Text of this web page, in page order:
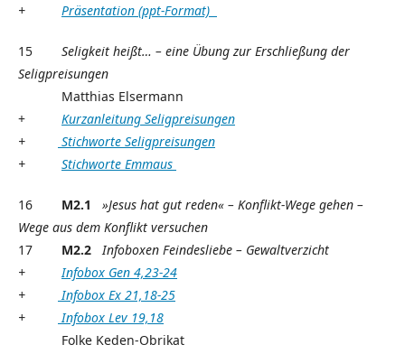
+ Präsentation (ppt-Format)
15 Seligkeit heißt… – eine Übung zur Erschließung der
Seligpreisungen
Matthias Elsermann
+
Kurzanleitung Seligpreisungen
+
Stichworte Seligpreisungen
+ Stichworte Emmaus
16 M2.1
»Jesus hat gut reden« – Konflikt-Wege gehen –
Wege aus dem Konflikt versuchen
17
M2.2 Infoboxen Feindesliebe – Gewaltverzicht
+ Infobox Gen 4,23-24
+
Infobox Ex 21,18-25
+
Infobox Lev 19,18
Folke Keden-Obrikat